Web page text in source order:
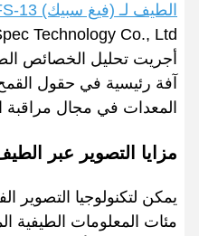
الطيف لـ (فيغ سبيك) FS-13
آفة رئيسية في حقول
المعدات في مجال مراقبة
مزايا التصوير عبر
يمكن لتكنولوجيا التصوير
مئات المعلومات الطيفية